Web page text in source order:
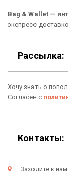
Условия
Оферта
Политика
Личный
Bag & Wallet —
экспресс-
Рассылка:
Хочу знать о
Согласен с
Контакты:
Заходите к